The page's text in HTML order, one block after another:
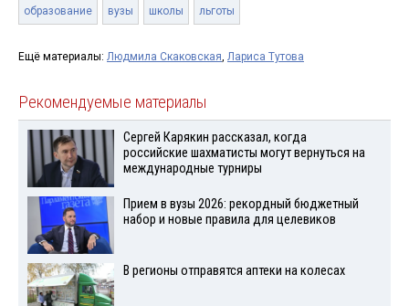
образование вузы школы льготы
Ещё материалы: Людмила Скаковская, Лариса Тутова
Рекомендуемые материалы
Сергей Карякин рассказал, когда
российские шахматисты могут вернуться на
международные турниры
Прием в вузы 2026: рекордный бюджетный
набор и новые правила для целевиков
В регионы отправятся аптеки на колесах